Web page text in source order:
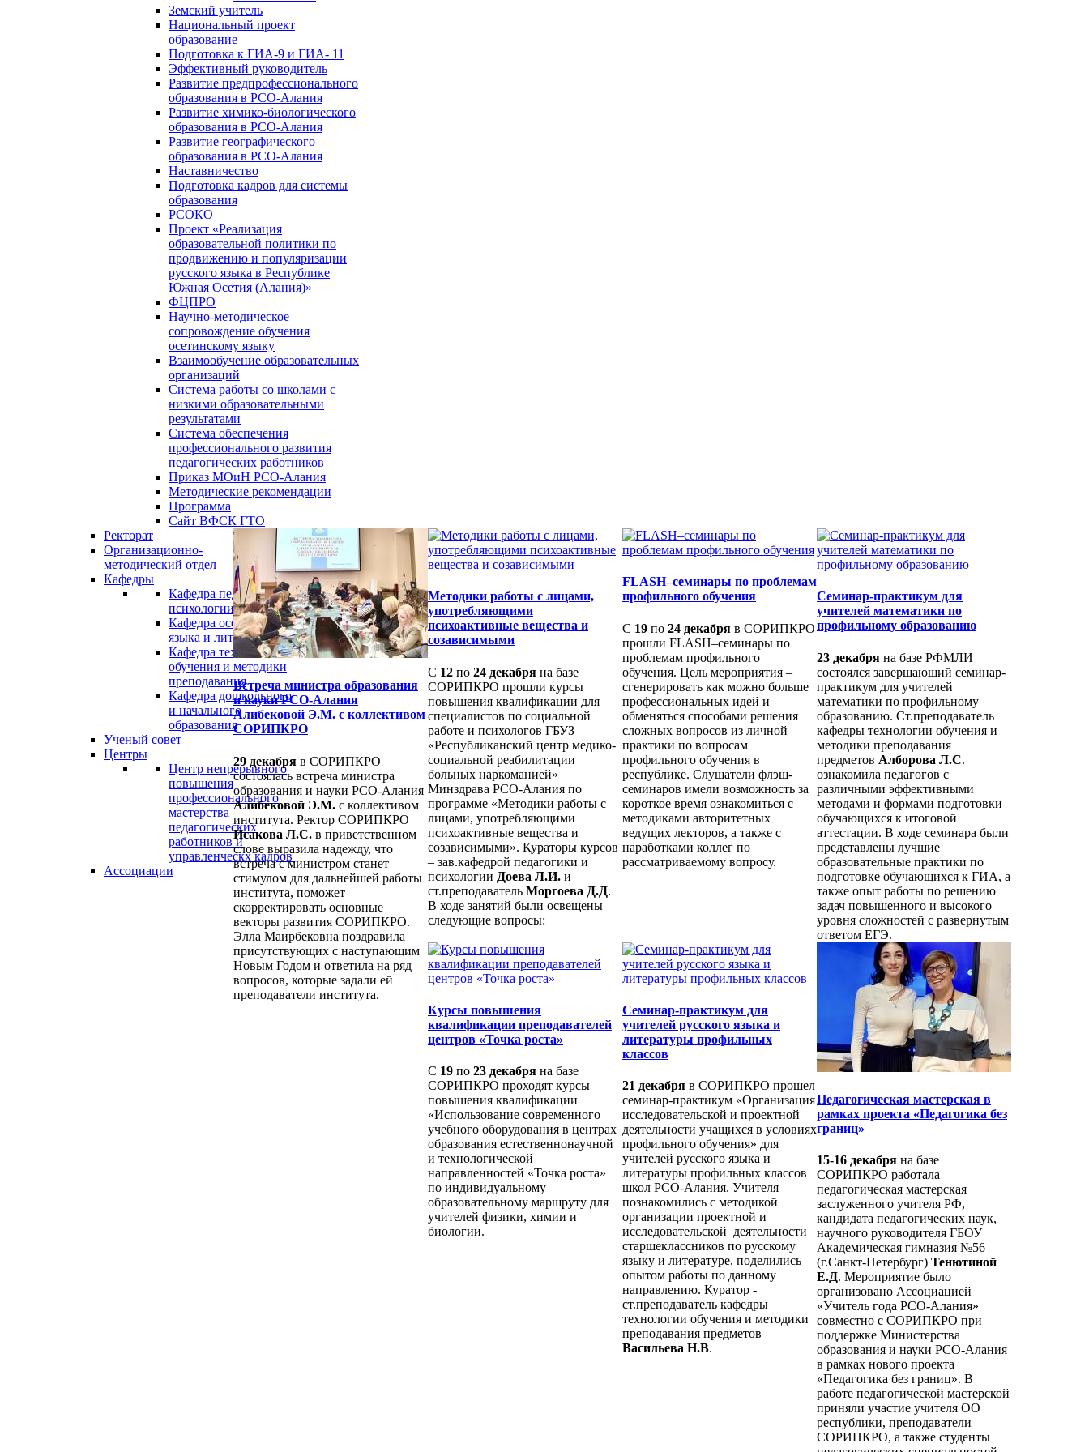
Земский учитель
Национальный проект
образование
Подготовка к ГИА-9 и ГИА- 11
Эффективный руководитель
Развитие предпрофессионального
образования в РСО-Алания
Развитие химико-биологического
образования в РСО-Алания
Развитие географического
образования в РСО-Алания
Наставничество
Подготовка кадров для системы
образования
РСОКО
Проект «Реализация
образовательной политики по
продвижению и популяризации
русского языка в Республике
Южная Осетия (Алания)»
ФЦПРО
Научно-методическое
сопровождение обучения
осетинскому языку
Взаимообучение образовательных
организаций
Система работы со школами с
низкими образовательными
результатами
Система обеспечения
профессионального развития
педагогических работников
Приказ МОиН РСО-Алания
Методические рекомендации
Программа
Сайт ВФСК ГТО
Ректорат
Организационно-
методический отдел
Кафедры
Кафедра педагогики и
психологии
Кафедра осетинского
языка и литературы
Кафедра технологии
обучения и методики
преподавания
Кафедра дошкольного
и начального
образования
Ученый совет
Центры
Центр непрерывного
повышения
профессионального
мастерства
педагогических
работников и
управленческх кадров
Ассоциации
Встреча министра образования
и науки РСО-Алания
Алибековой Э.М. с коллективом
СОРИПКРО
29 декабря в СОРИПКРО
состоялась встреча министра
образования и науки РСО-Алания
Алибековой Э.М. с коллективом
института. Ректор СОРИПКРО
Исакова Л.С. в приветственном
слове выразила надежду, что
встреча с министром станет
стимулом для дальнейшей работы
института, поможет
скорректировать основные
векторы развития СОРИПКРО.
Элла Маирбековна поздравила
присутствующих с наступающим
Новым Годом и ответила на ряд
вопросов, которые задали ей
преподаватели института.
Методики работы с лицами,
употребляющими
психоактивные вещества и
созависимыми
С 12 по 24 декабря на базе
СОРИПКРО прошли курсы
повышения квалификации для
специалистов по социальной
работе и психологов ГБУЗ
«Республиканский центр медико-
социальной реабилитации
больных наркоманией»
Минздрава РСО-Алания по
программе «Методики работы с
лицами, употребляющими
психоактивные вещества и
созависимыми». Кураторы курсов
– зав.кафедрой педагогики и
психологии Доева Л.И. и
ст.преподаватель Моргоева Д.Д.
В ходе занятий были освещены
следующие вопросы:
FLASH–семинары по проблемам
профильного обучения
С 19 по 24 декабря в СОРИПКРО
прошли FLASH–семинары по
проблемам профильного
обучения. Цель мероприятия –
сгенерировать как можно больше
профессиональных идей и
обменяться способами решения
сложных вопросов из личной
практики по вопросам
профильного обучения в
республике. Слушатели флэш-
семинаров имели возможность за
короткое время ознакомиться с
методиками авторитетных
ведущих лекторов, а также с
наработками коллег по
рассматриваемому вопросу.
Семинар-практикум для
учителей математики по
профильному образованию
23 декабря на базе РФМЛИ
состоялся завершающий семинар-
практикум для учителей
математики по профильному
образованию. Ст.преподаватель
кафедры технологии обучения и
методики преподавания
предметов Алборова Л.С.
ознакомила педагогов с
различными эффективными
методами и формами подготовки
обучающихся к итоговой
аттестации. В ходе семинара были
представлены лучшие
образовательные практики по
подготовке обучающихся к ГИА, а
также опыт работы по решению
задач повышенного и высокого
уровня сложностей с развернутым
ответом ЕГЭ.
Курсы повышения
квалификации преподавателей
центров «Точка роста»
С 19 по 23 декабря на базе
СОРИПКРО проходят курсы
повышения квалификации
«Использование современного
учебного оборудования в центрах
образования естественнонаучной
и технологической
направленностей «Точка роста»
по индивидуальному
образовательному маршруту для
учителей физики, химии и
биологии.
Семинар-практикум для
учителей русского языка и
литературы профильных
классов
21 декабря в СОРИПКРО прошел
семинар-практикум «Организация
исследовательской и проектной
деятельности учащихся в условиях
профильного обучения» для
учителей русского языка и
литературы профильных классов
школ РСО-Алания. Учителя
познакомились с методикой
организации проектной и
исследовательской деятельности
старшеклассников по русскому
языку и литературе, поделились
опытом работы по данному
направлению. Куратор -
ст.преподаватель кафедры
технологии обучения и методики
преподавания предметов
Васильева Н.В.
Педагогическая мастерская в
рамках проекта «Педагогика без
границ»
15-16 декабря на базе
СОРИПКРО работала
педагогическая мастерская
заслуженного учителя РФ,
кандидата педагогических наук,
научного руководителя ГБОУ
Академическая гимназия №56
(г.Санкт-Петербург) Тенютиной
Е.Д. Мероприятие было
организовано Ассоциацией
«Учитель года РСО-Алания»
совместно с СОРИПКРО при
поддержке Министерства
образования и науки РСО-Алания
в рамках нового проекта
«Педагогика без границ». В
работе педагогической мастерской
приняли участие учителя ОО
республики, преподаватели
СОРИПКРО, а также студенты